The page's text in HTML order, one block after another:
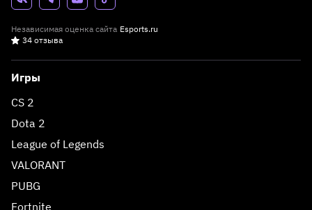
Независимая оценка сайта Esports.ru
34 отзыва
Игры
CS 2
Dota 2
League of Legends
VALORANT
PUBG
Fortnite